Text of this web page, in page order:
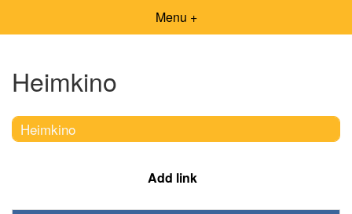
Menu +
Heimkino
Heimkino
Add link